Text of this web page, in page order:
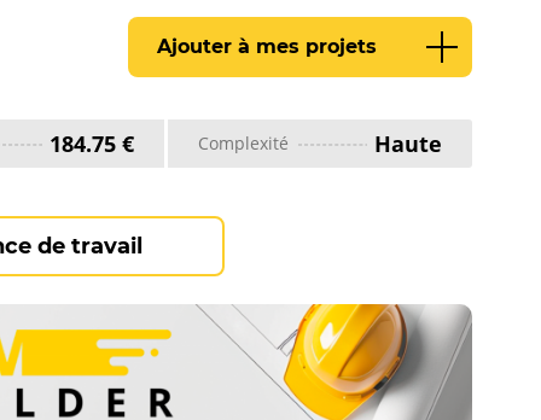
Ajouter à mes projets
184.75 € Complexité Haute
de travail